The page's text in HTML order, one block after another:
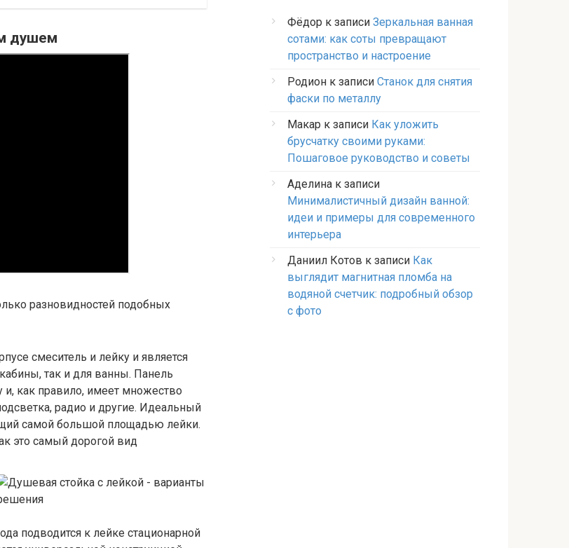
душем
разновидностей подобных
смеситель и лейку и является
так и для ванны. Панель
и, как правило, имеет множество
радио и другие. Идеальный
самой большой площадью лейки.
это самый дорогой вид
подводится к лейке стационарной
Фёдор к записи Зеркальная ванная
сотами: как соты превращают
пространство и настроение
Родион к записи Станок для снятия
фаски по металлу
Макар к записи Как уложить
брусчатку своими руками:
Пошаговое руководство и советы
Аделина к записи
Минималистичный дизайн ванной:
идеи и примеры для современного
интерьера
Даниил Котов к записи Как
выглядит магнитная пломба на
водяной счетчик: подробный обзор
с фото